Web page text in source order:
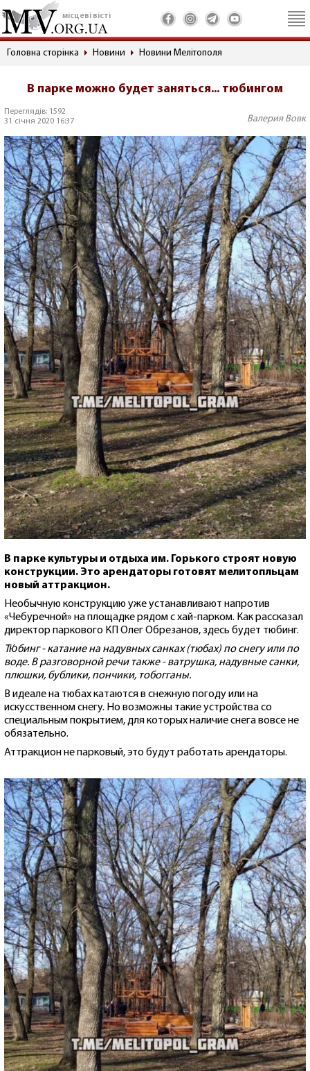
місцеві вісті
Головна сторінка Новини Новини Мелітополя
В парке можно будет заняться... тюбингом
Переглядів: 1592
31 січня 2020 16:37
Валерия Вовк
В парке культуры и отдыха им. Горького строят новую
конструкции. Это арендаторы готовят мелитопльцам
новый аттракцион.
Необычную конструкцию уже устанавливают напротив
«Чебуречной» на площадке рядом с хай-парком. Как рассказал
директор паркового КП Олег Обрезанов, здесь будет тюбинг.
Тю́бинг - катание на надувных санках (тюбах) по снегу или по
воде. В разговорной речи также - ватрушка, надувные санки,
плюшки, бублики, пончики, тобогганы.
В идеале на тюбах катаются в снежную погоду или на
искусственном снегу. Но возможны такие устройства со
специальным покрытием, для которых наличие снега вовсе не
обязательно.
Аттракцион не парковый, это будут работать арендаторы.